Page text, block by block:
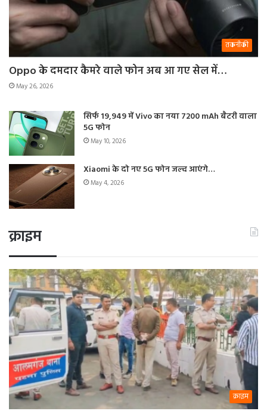
तकनीकी
Oppo के दमदार कैमरे वाले फोन अब आ गए सेल में…
May 26, 2026
सिर्फ 19,949 में Vivo का नया 7200 mAh बैटरी वाला
5G फोन
May 10, 2026
Xiaomi के दो नए 5G फोन जल्द आएंगे…
May 4, 2026
क्राइम
क्राइम